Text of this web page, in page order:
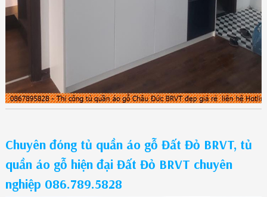
Chuyên đóng tủ quần áo gỗ Đất Đỏ BRVT, tủ
quần áo gỗ hiện đại Đất Đỏ BRVT chuyên
nghiệp 086.789.5828